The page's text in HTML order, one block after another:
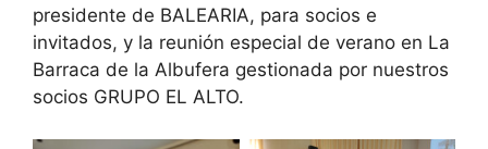
presidente de BALEARIA, para socios e
invitados, y la reunión especial de verano en La
Barraca de la Albufera gestionada por nuestros
socios GRUPO EL ALTO.